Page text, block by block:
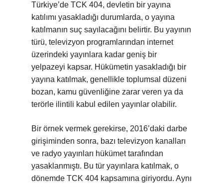
Türkiye’de TCK 404, devletin bir yayına
katılımı yasakladığı durumlarda, o yayına
katılmanın suç sayılacağını belirtir. Bu yayının
türü, televizyon programlarından internet
üzerindeki yayınlara kadar geniş bir
yelpazeyi kapsar. Hükümetin yasakladığı bir
yayına katılmak, genellikle toplumsal düzeni
bozan, kamu güvenliğine zarar veren ya da
terörle ilintili kabul edilen yayınlar olabilir.
Bir örnek vermek gerekirse, 2016’daki darbe
girişiminden sonra, bazı televizyon kanalları
ve radyo yayınları hükümet tarafından
yasaklanmıştı. Bu tür yayınlara katılmak, o
dönemde TCK 404 kapsamına giriyordu. Aynı